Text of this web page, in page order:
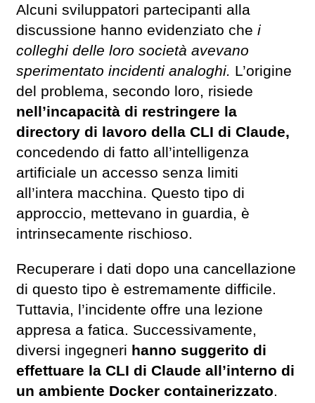
Alcuni sviluppatori partecipanti alla
discussione hanno evidenziato che i
colleghi delle loro società avevano
sperimentato incidenti analoghi. L’origine
del problema, secondo loro, risiede
nell’incapacità di restringere la
directory di lavoro della CLI di Claude,
concedendo di fatto all’intelligenza
artificiale un accesso senza limiti
all’intera macchina. Questo tipo di
approccio, mettevano in guardia, è
intrinsecamente rischioso.
Recuperare i dati dopo una cancellazione
di questo tipo è estremamente difficile.
Tuttavia, l’incidente offre una lezione
appresa a fatica. Successivamente,
diversi ingegneri hanno suggerito di
effettuare la CLI di Claude all’interno di
un ambiente Docker containerizzato.